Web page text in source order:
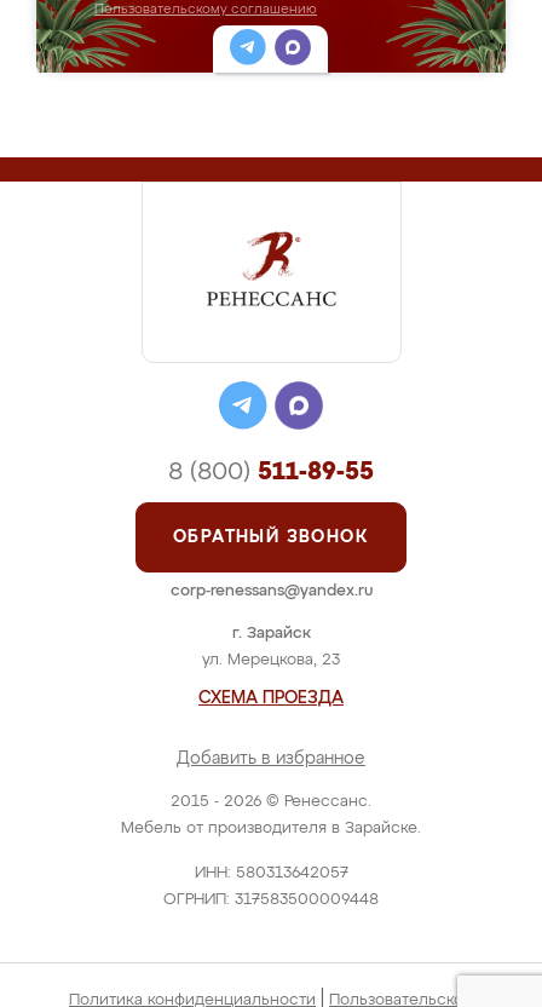
Пользовательскому соглашению
2015 - 2026 © Ренессанс.
Мебель от производителя в Зарайске.
ИНН: 580313642057
ОГРНИП: 317583500009448
г. Зарайск
ул. Мерецкова, 23
СХЕМА ПРОЕЗДА
Добавить в избранное
8 (800) 511-89-55
ОБРАТНЫЙ ЗВОНОК
corp-renessans@yandex.ru
Политика конфиденциальности Пользовательское